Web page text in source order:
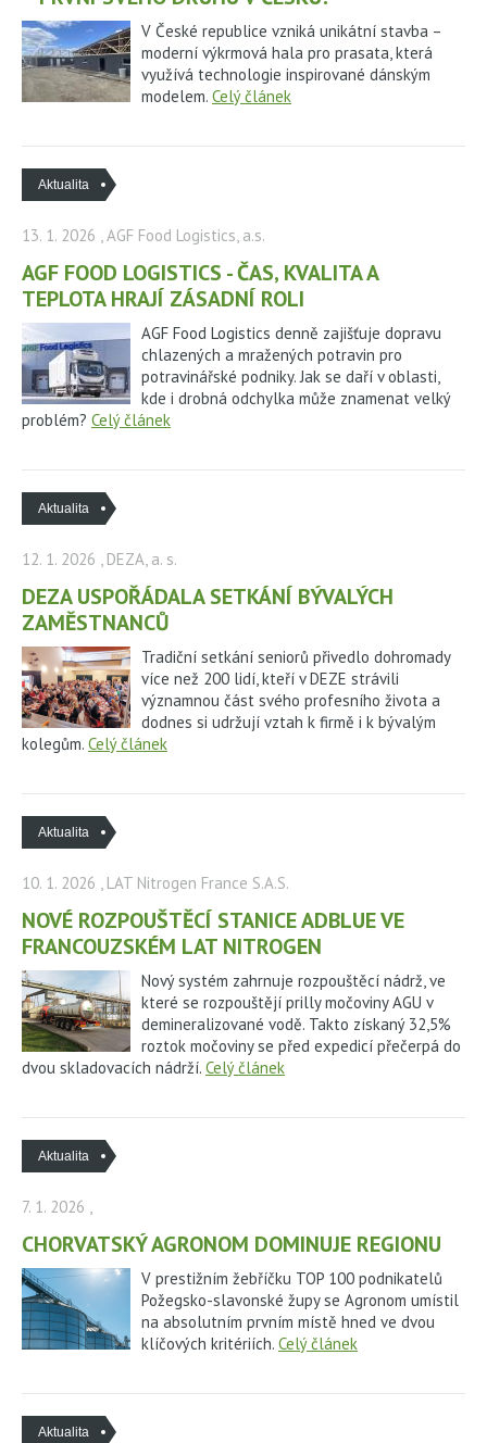
V České republice vzniká unikátní stavba –
moderní výkrmová hala pro prasata, která
využívá technologie inspirované dánským
modelem. Celý článek
Aktualita
13. 1. 2026 , AGF Food Logistics, a.s.
AGF FOOD LOGISTICS - ČAS, KVALITA A
TEPLOTA HRAJÍ ZÁSADNÍ ROLI
AGF Food Logistics denně zajišťuje dopravu
chlazených a mražených potravin pro
potravinářské podniky. Jak se daří v oblasti,
kde i drobná odchylka může znamenat velký
problém? Celý článek
Aktualita
12. 1. 2026 , DEZA, a. s.
DEZA USPOŘÁDALA SETKÁNÍ BÝVALÝCH
ZAMĚSTNANCŮ
Tradiční setkání seniorů přivedlo dohromady
více než 200 lidí, kteří v DEZE strávili
významnou část svého profesního života a
dodnes si udržují vztah k firmě i k bývalým
kolegům. Celý článek
Aktualita
10. 1. 2026 , LAT Nitrogen France S.A.S.
NOVÉ ROZPOUŠTĚCÍ STANICE ADBLUE VE
FRANCOUZSKÉM LAT NITROGEN
Nový systém zahrnuje rozpouštěcí nádrž, ve
které se rozpouštějí prilly močoviny AGU v
demineralizované vodě. Takto získaný 32,5%
roztok močoviny se před expedicí přečerpá do
dvou skladovacích nádrží. Celý článek
Aktualita
7. 1. 2026 ,
CHORVATSKÝ AGRONOM DOMINUJE REGIONU
V prestižním žebříčku TOP 100 podnikatelů
Požegsko-slavonské župy se Agronom umístil
na absolutním prvním místě hned ve dvou
klíčových kritériích. Celý článek
Aktualita